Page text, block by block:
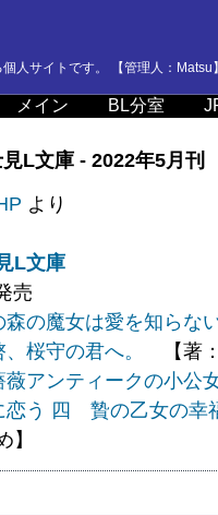
人サイトです。 【管理人：Matsu
メイン BL分室
L文庫 - 2022年5月刊
より
L文庫
売
森の魔女は愛を知らな
桜守の君へ。
【著
薇アンティークの小公
恋う 四 贄の乙女の幸
】